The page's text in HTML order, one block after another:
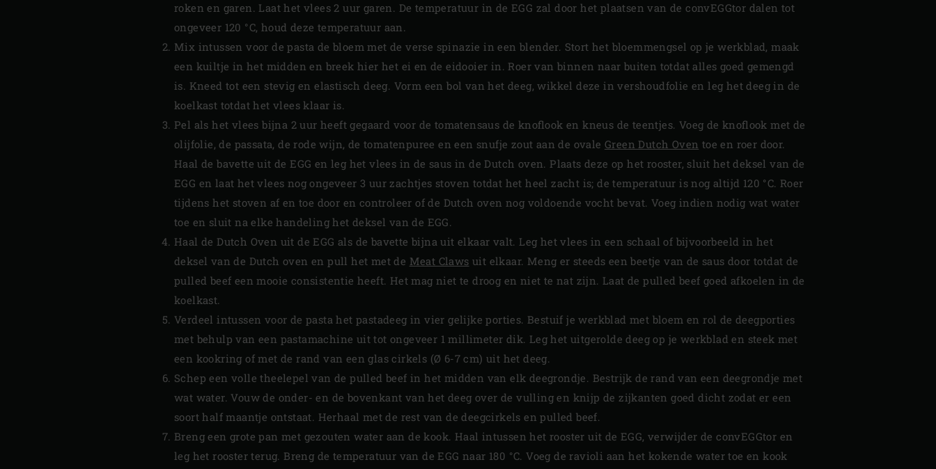
roken en garen. Laat het vlees 2 uur garen. De temperatuur in de EGG zal door het plaatsen van de convEGGtor dalen tot
ongeveer 120 °C, houd deze temperatuur aan.
Mix intussen voor de pasta de bloem met de verse spinazie in een blender. Stort het bloemmengsel op je werkblad, maak
een kuiltje in het midden en breek hier het ei en de eidooier in. Roer van binnen naar buiten totdat alles goed gemengd
is. Kneed tot een stevig en elastisch deeg. Vorm een bol van het deeg, wikkel deze in vershoudfolie en leg het deeg in de
koelkast totdat het vlees klaar is.
Pel als het vlees bijna 2 uur heeft gegaard voor de tomatensaus de knoflook en kneus de teentjes. Voeg de knoflook met de
olijfolie, de passata, de rode wijn, de tomatenpuree en een snufje zout aan de ovale Green Dutch Oven toe en roer door.
Haal de bavette uit de EGG en leg het vlees in de saus in de Dutch oven. Plaats deze op het rooster, sluit het deksel van de
EGG en laat het vlees nog ongeveer 3 uur zachtjes stoven totdat het heel zacht is; de temperatuur is nog altijd 120 °C. Roer
tijdens het stoven af en toe door en controleer of de Dutch oven nog voldoende vocht bevat. Voeg indien nodig wat water
toe en sluit na elke handeling het deksel van de EGG.
Haal de Dutch Oven uit de EGG als de bavette bijna uit elkaar valt. Leg het vlees in een schaal of bijvoorbeeld in het
deksel van de Dutch oven en pull het met de Meat Claws uit elkaar. Meng er steeds een beetje van de saus door totdat de
pulled beef een mooie consistentie heeft. Het mag niet te droog en niet te nat zijn. Laat de pulled beef goed afkoelen in de
koelkast.
Verdeel intussen voor de pasta het pastadeeg in vier gelijke porties. Bestuif je werkblad met bloem en rol de deegporties
met behulp van een pastamachine uit tot ongeveer 1 millimeter dik. Leg het uitgerolde deeg op je werkblad en steek met
een kookring of met de rand van een glas cirkels (Ø 6-7 cm) uit het deeg.
Schep een volle theelepel van de pulled beef in het midden van elk deegrondje. Bestrijk de rand van een deegrondje met
wat water. Vouw de onder- en de bovenkant van het deeg over de vulling en knijp de zijkanten goed dicht zodat er een
soort half maantje ontstaat. Herhaal met de rest van de deegcirkels en pulled beef.
Breng een grote pan met gezouten water aan de kook. Haal intussen het rooster uit de EGG, verwijder de convEGGtor en
leg het rooster terug. Breng de temperatuur van de EGG naar 180 °C. Voeg de ravioli aan het kokende water toe en kook